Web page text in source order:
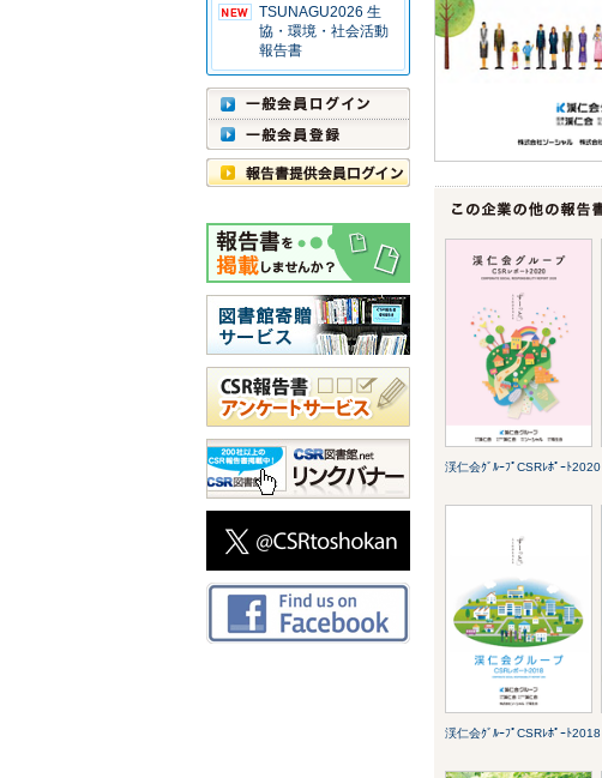
TSUNAGU2026 生
協・環境・社会活動
報告書
渓仁会ｸﾞﾙｰﾌﾟCSRﾚﾎﾟｰﾄ2020
渓仁会ｸﾞﾙｰﾌﾟCSRﾚﾎﾟｰﾄ2018